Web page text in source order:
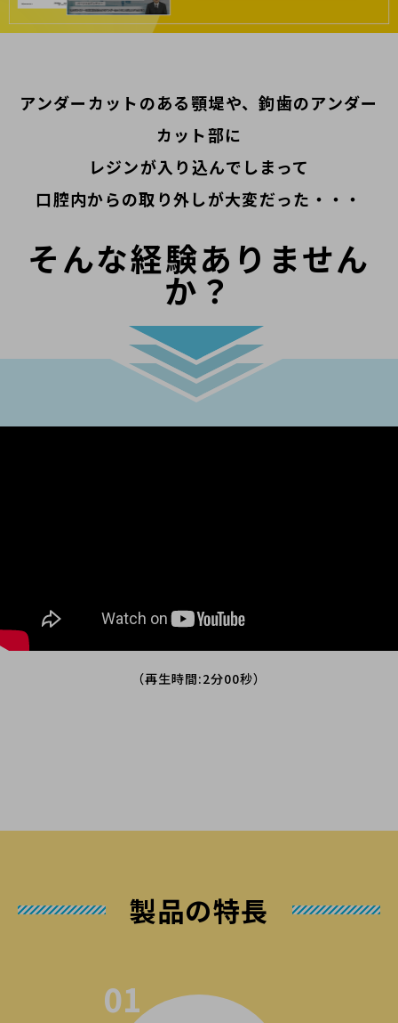
アンダーカットのある顎堤や、鉤歯のアンダー
カット部に
レジンが入り込んでしまって
口腔内からの取り外しが大変だった・・・
そんな経験ありません
か？
（再⽣時間:2分00秒）
製品の特長
01